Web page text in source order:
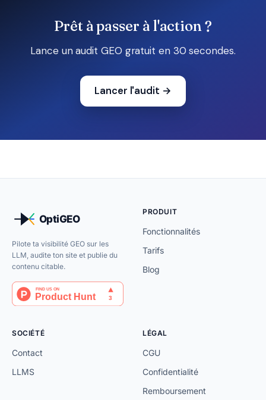
Prêt à passer à l'action ?
Lance un audit GEO gratuit en 30 secondes.
Lancer l'audit →
Pilote ta visibilité GEO sur les
LLM, audite ton site et publie du
contenu citable.
PRODUIT
Fonctionnalités
Tarifs
Blog
SOCIÉTÉ
Contact
LLMS
LÉGAL
CGU
Confidentialité
Remboursement